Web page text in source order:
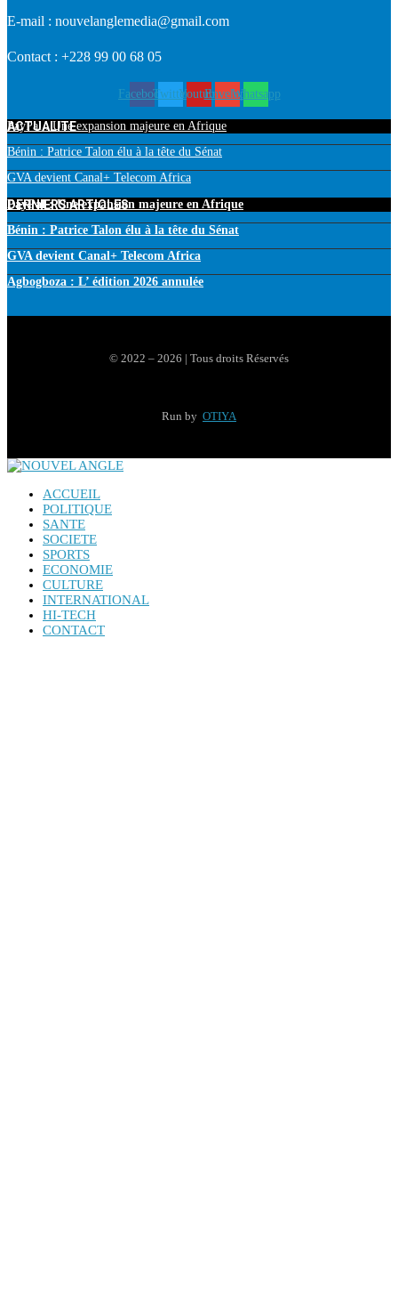
E-mail : nouvelanglemedia@gmail.com
Contact : +228 99 00 68 05
FacebookTwitterYoutubeEnvelopeWhatsapp
ACTUALITE
PayPal : Une expansion majeure en Afrique
Bénin : Patrice Talon élu à la tête du Sénat
GVA devient Canal+ Telecom Africa
DERNIERS ARTICLES
PayPal : Une expansion majeure en Afrique
Bénin : Patrice Talon élu à la tête du Sénat
GVA devient Canal+ Telecom Africa
Agbogboza : L’ édition 2026 annulée
© 2022 – 2026 | Tous droits Réservés
Run by OTIYA
ACCUEIL
POLITIQUE
SANTE
SOCIETE
SPORTS
ECONOMIE
CULTURE
INTERNATIONAL
HI-TECH
CONTACT